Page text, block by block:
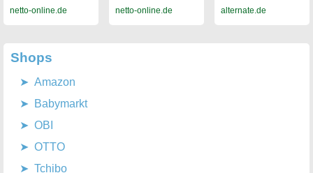
netto-online.de netto-online.de alternate.de
Shops
Amazon
Babymarkt
OBI
OTTO
Tchibo